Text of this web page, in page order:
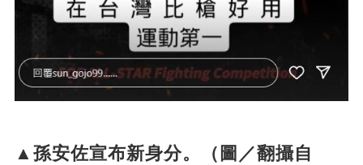
▲孫安佐宣布新身分。（圖／翻攝自